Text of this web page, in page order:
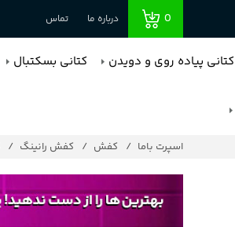
0 درباره ما تماس
کتانی پیاده روی و دویدن کتانی بسکتبال
اسپرت باما کفش کفش رانینگ